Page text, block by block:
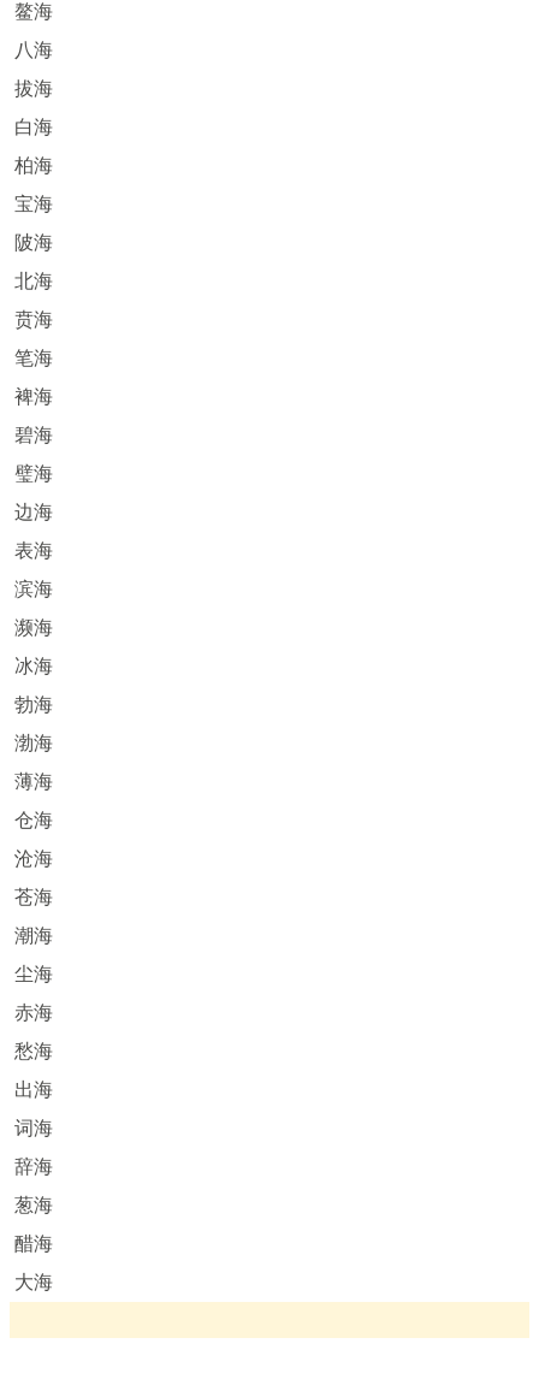
鳌海
八海
拔海
白海
柏海
宝海
陂海
北海
贲海
笔海
裨海
碧海
璧海
边海
表海
滨海
濒海
冰海
勃海
渤海
薄海
仓海
沧海
苍海
潮海
尘海
赤海
愁海
出海
词海
辞海
葱海
醋海
大海